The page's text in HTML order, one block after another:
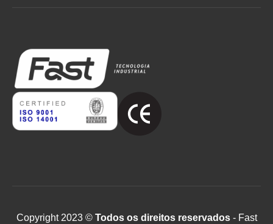
Copyright 2023 ©Todos os direitos reservados- Fast